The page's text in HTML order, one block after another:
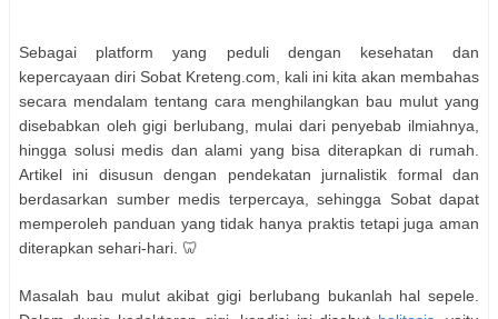
Sebagai platform yang peduli dengan kesehatan dan
kepercayaan diri Sobat Kreteng.com, kali ini kita akan membahas
secara mendalam tentang cara menghilangkan bau mulut yang
disebabkan oleh gigi berlubang, mulai dari penyebab ilmiahnya,
hingga solusi medis dan alami yang bisa diterapkan di rumah.
Artikel ini disusun dengan pendekatan jurnalistik formal dan
berdasarkan sumber medis terpercaya, sehingga Sobat dapat
memperoleh panduan yang tidak hanya praktis tetapi juga aman
diterapkan sehari-hari. 🦷
Masalah bau mulut akibat gigi berlubang bukanlah hal sepele.